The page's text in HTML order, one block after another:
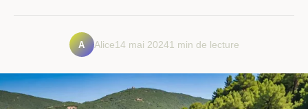
A Alice14 mai 20241 min de lecture